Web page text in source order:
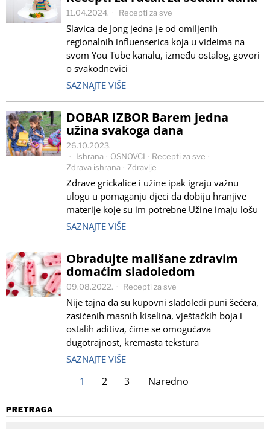
11.04.2024. Recepti za sve
Slavica de Jong jedna je od omiljenih
regionalnih influenserica koja u videima na
svom You Tube kanalu, između ostalog, govori
o svakodnevici
SAZNAJTE VIŠE
DOBAR IZBOR Barem jedna
užina svakoga dana
26.10.2023.
Ishrana · OSNOVCI · Recepti za sve ·
Zdrava ishrana · Zdravlje
Zdrave grickalice i užine ipak igraju važnu
ulogu u pomaganju djeci da dobiju hranjive
materije koje su im potrebne Užine imaju lošu
SAZNAJTE VIŠE
Obradujte mališane zdravim
domaćim sladoledom
09.08.2022. Recepti za sve
Nije tajna da su kupovni sladoledi puni šećera,
zasićenih masnih kiselina, vještačkih boja i
ostalih aditiva, čime se omogućava
dugotrajnost, kremasta tekstura
SAZNAJTE VIŠE
1 2 3 Naredno
PRETRAGA